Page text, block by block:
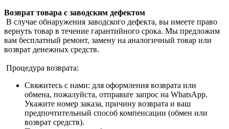
Возврат товара с заводским дефектом
В случае обнаружения заводского дефекта, вы имеете право
вернуть товар в течение гарантийного срока. Мы предложим
вам бесплатный ремонт, замену на аналогичный товар или
возврат денежных средств.
Процедура возврата:
Свяжитесь с нами: для оформления возврата или
обмена, пожалуйста, отправьте запрос на WhatsApp.
Укажите номер заказа, причину возврата и ваш
предпочтительный способ компенсации (обмен или
возврат средств).